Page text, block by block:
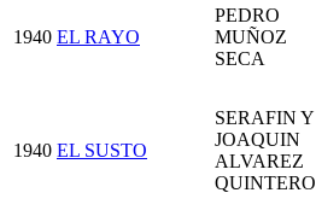
1940 EL RAYO
PEDRO
MUÑOZ
SECA
1940 EL SUSTO
SERAFIN Y
JOAQUIN
ALVAREZ
QUINTERO